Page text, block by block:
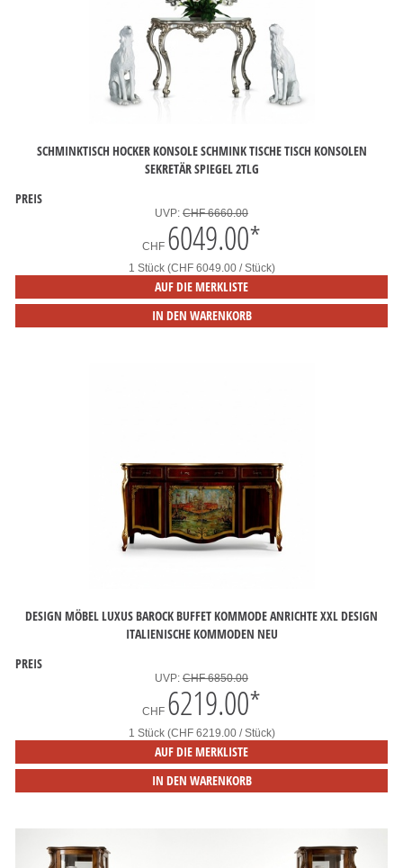
SCHMINKTISCH HOCKER KONSOLE SCHMINK TISCHE TISCH KONSOLEN
SEKRETÄR SPIEGEL 2TLG
PREIS
UVP: CHF 6660.00
CHF 6049.00*
1 Stück (CHF 6049.00 / Stück)
AUF DIE MERKLISTE
IN DEN WARENKORB
DESIGN MÖBEL LUXUS BAROCK BUFFET KOMMODE ANRICHTE XXL DESIGN
ITALIENISCHE KOMMODEN NEU
PREIS
UVP: CHF 6850.00
CHF 6219.00*
1 Stück (CHF 6219.00 / Stück)
AUF DIE MERKLISTE
IN DEN WARENKORB